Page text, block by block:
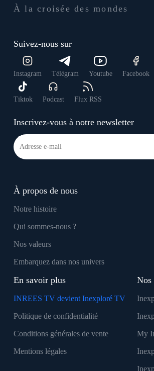
À la croisée des mondes
Suivez-nous sur
Instagram Télégram Youtube Facebook
Tiktok Podcast Flux RSS
Inscrivez-vous à notre newsletter
À propos de nous
Notre histoire
Qui sommes-nous ?
Nos valeurs
Embarquez dans nos univers
En savoir plus
INREES TV devient Inexploré TV
Politique de confidentialité
Conditions générales de vente
Mentions légales
Nos
My